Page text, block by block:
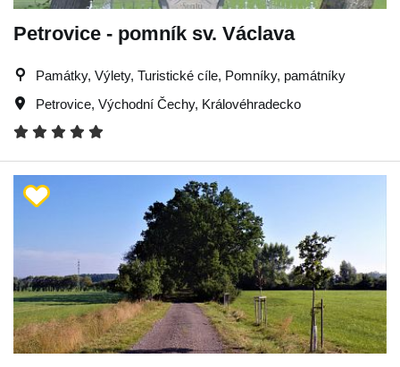
Petrovice - pomník sv. Václava
Památky, Výlety, Turistické cíle, Pomníky, památníky
Petrovice, Východní Čechy, Královéhradecko